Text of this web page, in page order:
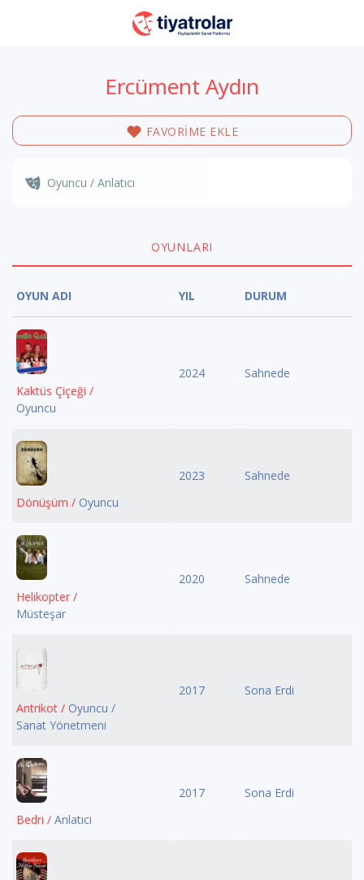
Ercüment Aydın
FAVORİME EKLE
Oyuncu / Anlatıcı
OYUNLARI
OYUN ADI YIL DURUM
Kaktüs Çiçeği /
Oyuncu
2024 Sahnede
Dönüşüm / Oyuncu
2023 Sahnede
Helikopter /
Müsteşar
2020 Sahnede
Antrikot / Oyuncu /
Sanat Yönetmeni
2017 Sona Erdi
Bedri / Anlatıcı
2017 Sona Erdi